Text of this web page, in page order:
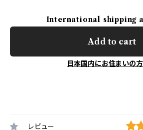
International shipping
Add to cart
日本国内にお住まいの
レビュー